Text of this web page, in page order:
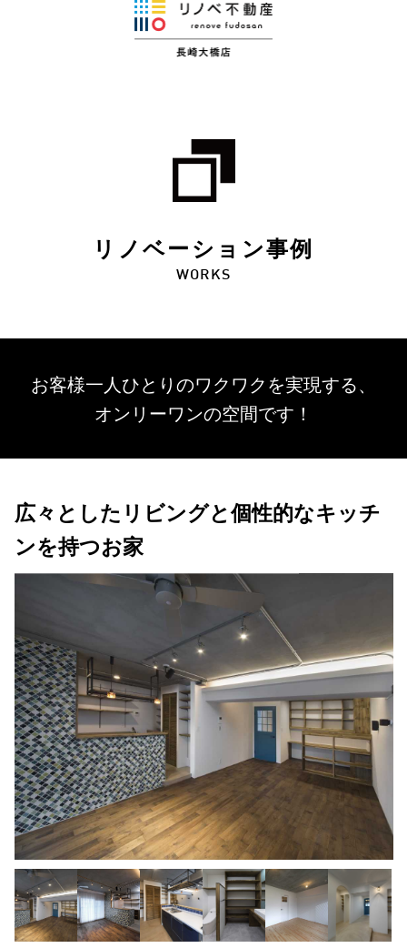
リノベーション事例
WORKS
お客様一人ひとりのワクワクを実現する、
オンリーワンの空間です！
広々としたリビングと個性的なキッチ
ンを持つお家